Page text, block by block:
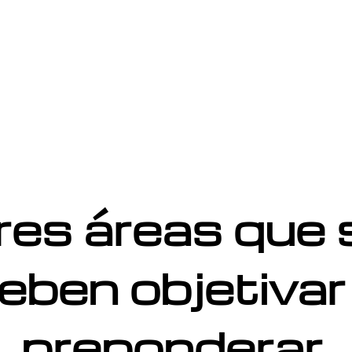
áreas que